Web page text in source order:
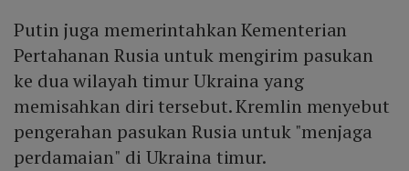
Putin juga memerintahkan Kementerian
Pertahanan Rusia untuk mengirim pasukan
ke dua wilayah timur Ukraina yang
memisahkan diri tersebut. Kremlin menyebut
pengerahan pasukan Rusia untuk "menjaga
perdamaian" di Ukraina timur.